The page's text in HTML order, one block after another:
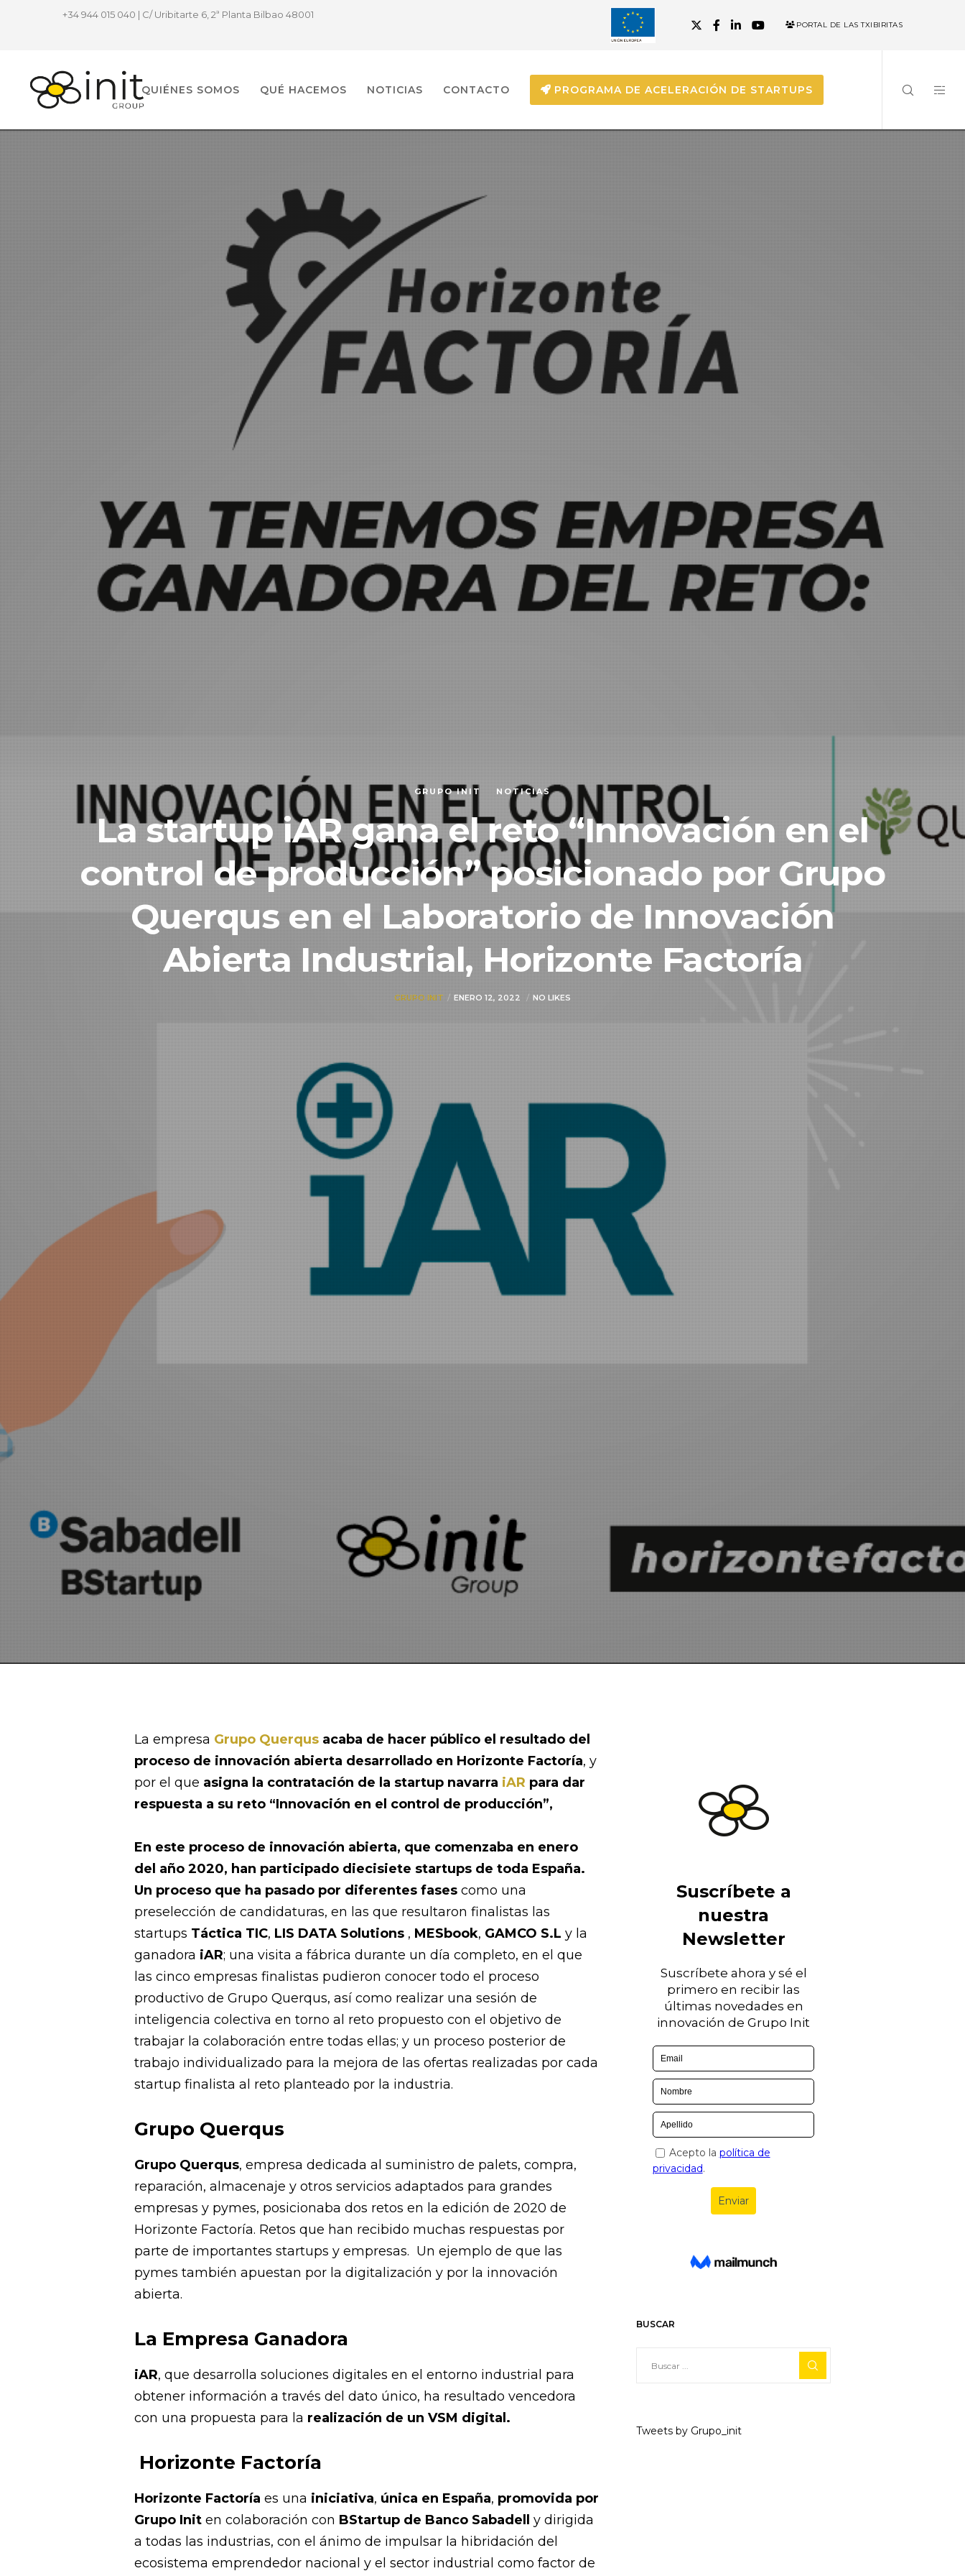
+34 944 015 040 | C/ Uribitarte 6, 2ª Planta Bilbao 48001
PORTAL DE LAS TXIBIRITAS
QUIÉNES SOMOS QUÉ HACEMOS NOTICIAS CONTACTO PROGRAMA DE ACELERACIÓN DE STARTUPS
GRUPO INIT NOTICIAS
La startup iAR gana el reto “Innovación en el
control de producción” posicionado por Grupo
Querqus en el Laboratorio de Innovación
Abierta Industrial, Horizonte Factoría
GRUPO INIT ENERO 12, 2022 NO LIKES
La empresa Grupo Querqus acaba de hacer público el resultado del
proceso de innovación abierta desarrollado en Horizonte Factoría, y
por el que asigna la contratación de la startup navarra iAR para dar
respuesta a su reto “Innovación en el control de producción”,
En este proceso de innovación abierta, que comenzaba en enero
del año 2020, han participado diecisiete startups de toda España.
Un proceso que ha pasado por diferentes fases como una
preselección de candidaturas, en las que resultaron finalistas las
startups Táctica TIC, LIS DATA Solutions , MESbook, GAMCO S.L y la
ganadora iAR; una visita a fábrica durante un día completo, en el que
las cinco empresas finalistas pudieron conocer todo el proceso
productivo de Grupo Querqus, así como realizar una sesión de
inteligencia colectiva en torno al reto propuesto con el objetivo de
trabajar la colaboración entre todas ellas; y un proceso posterior de
trabajo individualizado para la mejora de las ofertas realizadas por cada
startup finalista al reto planteado por la industria.
Grupo Querqus
Grupo Querqus, empresa dedicada al suministro de palets, compra,
reparación, almacenaje y otros servicios adaptados para grandes
empresas y pymes, posicionaba dos retos en la edición de 2020 de
Horizonte Factoría. Retos que han recibido muchas respuestas por
parte de importantes startups y empresas. Un ejemplo de que las
pymes también apuestan por la digitalización y por la innovación
abierta.
La Empresa Ganadora
iAR, que desarrolla soluciones digitales en el entorno industrial para
obtener información a través del dato único, ha resultado vencedora
con una propuesta para la realización de un VSM digital.
Horizonte Factoría
Horizonte Factoría es una iniciativa, única en España, promovida por
Grupo Init en colaboración con BStartup de Banco Sabadell
y dirigida
a todas las industrias, con el ánimo de impulsar la hibridación del
ecosistema emprendedor nacional y el sector industrial como factor de
BUSCAR
Tweets by Grupo_init